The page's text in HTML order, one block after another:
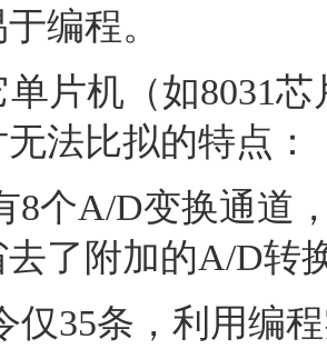
编程。
片机（如8031芯
法比拟的特点：
8个A/D变换通道
去了附加的A/D转
仅35条，利用编